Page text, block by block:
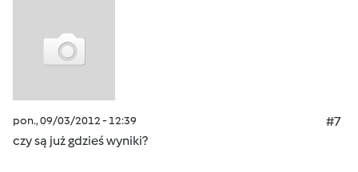
pon., 09/03/2012 - 12:39
#7
czy są już gdzieś wyniki?